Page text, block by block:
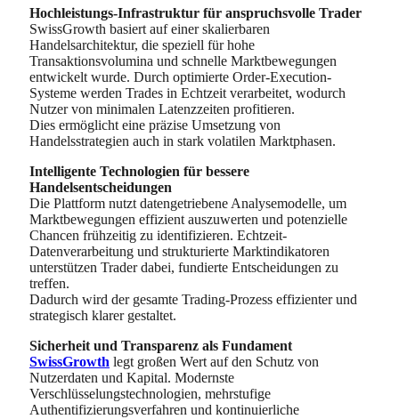
Hochleistungs-Infrastruktur für anspruchsvolle Trader
SwissGrowth basiert auf einer skalierbaren
Handelsarchitektur, die speziell für hohe
Transaktionsvolumina und schnelle Marktbewegungen
entwickelt wurde. Durch optimierte Order-Execution-
Systeme werden Trades in Echtzeit verarbeitet, wodurch
Nutzer von minimalen Latenzzeiten profitieren.
Dies ermöglicht eine präzise Umsetzung von
Handelsstrategien auch in stark volatilen Marktphasen.
Intelligente Technologien für bessere
Handelsentscheidungen
Die Plattform nutzt datengetriebene Analysemodelle, um
Marktbewegungen effizient auszuwerten und potenzielle
Chancen frühzeitig zu identifizieren. Echtzeit-
Datenverarbeitung und strukturierte Marktindikatoren
unterstützen Trader dabei, fundierte Entscheidungen zu
treffen.
Dadurch wird der gesamte Trading-Prozess effizienter und
strategisch klarer gestaltet.
Sicherheit und Transparenz als Fundament
SwissGrowth legt großen Wert auf den Schutz von
Nutzerdaten und Kapital. Modernste
Verschlüsselungstechnologien, mehrstufige
Authentifizierungsverfahren und kontinuierliche